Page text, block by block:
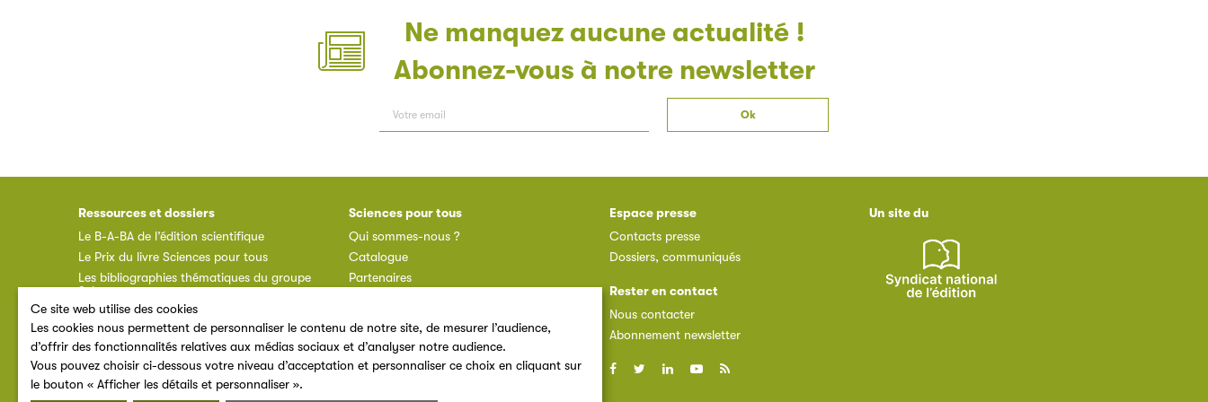
Ce site web utilise des cookies
Les cookies nous permettent de personnaliser le contenu de notre site, de mesurer l’audience,
d’offrir des fonctionnalités relatives aux médias sociaux et d’analyser notre audience.
Vous pouvez choisir ci-dessous votre niveau d’acceptation et personnaliser ce choix en cliquant sur
le bouton « Afficher les détails et personnaliser ».
Ne manquez aucune actualité !
Abonnez-vous à notre newsletter
Ressources et dossiers
Le B-A-BA de l’édition scientifique
Le Prix du livre Sciences pour tous
Les bibliographies thématiques du groupe
Sciences pour tous
Ressources documentaires
Sciences pour tous
Qui sommes-nous ?
Catalogue
Partenaires
F.A.Q.
Espace presse
Contacts presse
Dossiers, communiqués
Rester en contact
Nous contacter
Abonnement newsletter
Un site du